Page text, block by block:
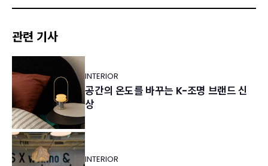
관련 기사
INTERIOR
공간의 온도를 바꾸는 K-조명 브랜드 신
상
INTERIOR